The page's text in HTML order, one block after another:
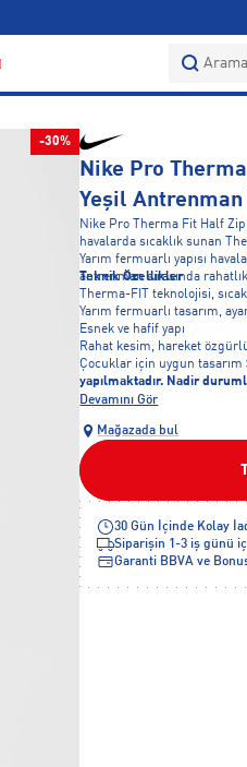
Arama
-30%
Nike Pro
Yeşil Antrenman
Nike Pro Therma Fit Half
havalarda sıcaklık sunan
Yarım fermuarlı yapısı
antrenman sırasında
Teknik Özellikler
Therma-FIT teknolojisi,
Yarım fermuarlı tasarım,
Esnek ve hafif yapı
Rahat kesim, hareket
Çocuklar için uygun tasarım
yapılmaktadır. Nadir
Devamını Gör
Mağazada bul
30 Gün İçinde Kolay
Siparişin 1-3 iş günü
Garanti BBVA ve